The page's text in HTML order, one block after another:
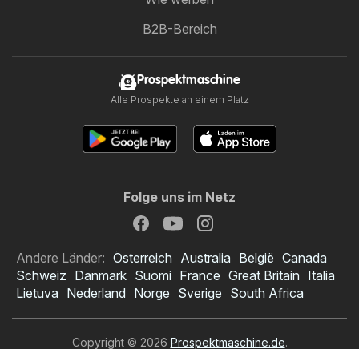
B2B-Bereich
Prospektmaschine
Alle Prospekte an einem Platz
Folge uns im Netz
Andere Länder: Österreich Australia België Canada
Schweiz Danmark Suomi France Great Britain Italia
Lietuva Nederland Norge Sverige South Africa
Copyright © 2026 Prospektmaschine.de.